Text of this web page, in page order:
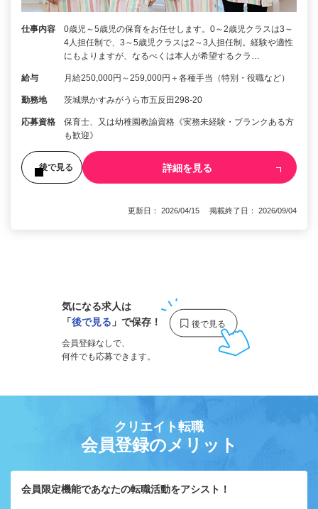
仕事内容
0歳児～5歳児の保育をお任せします。0～2歳児クラスは3～
4人担任制で、3～5歳児クラスは2～3人担任制。経験や適性
にもよりますが、なるべくは本人が希望するクラ…
給与 月給250,000円～259,000円＋各種手当（特別・役職など）
勤務地 茨城県かすみがうら市五反田298-20
応募資格
保育士、又は幼稚園教諭資格《実務未経験・ブランクある方
も歓迎》
後で見る 詳細を見る
更新日： 2026/04/15 掲載終了日： 2026/09/04
気になる求人は
「後で見る 」で保存！
会員登録なしで、
何件でも応募できます。
クリエイト転職
会員登録のメリット
会員限定機能であなたの転職活動をアシスト！